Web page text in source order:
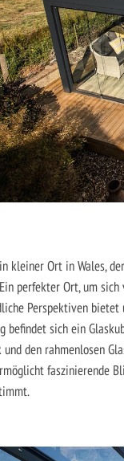
kleiner Ort in Wales,
perfekter Ort, um
Perspektiven
befindet sich ein
den rahmenlosen
faszinierende